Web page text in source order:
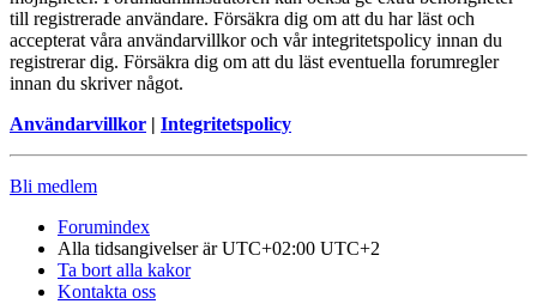
till registrerade användare. Försäkra dig om att du har läst och
accepterat våra användarvillkor och vår integritetspolicy innan du
registrerar dig. Försäkra dig om att du läst eventuella forumregler
innan du skriver något.
Användarvillkor | Integritetspolicy
Bli medlem
Forumindex
Alla tidsangivelser är UTC+02:00 UTC+2
Ta bort alla kakor
Kontakta oss